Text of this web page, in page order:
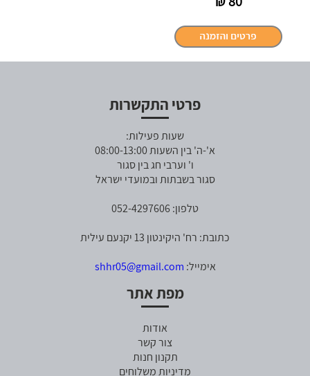
פרטי התקשרות
שעות פעילות:
א'-ה' בין השעות 08:00-13:00
ו' וערבי חג בין סגור
סגור בשבתות ובמועדי ישראל
טלפון: 052-4297606
כתובת: רח' היקינטון 13 יקנעם עילית
אימייל: shhr05@gmail.com
מפת אתר
אודות
צור קשר
תקנון חנות
מדיניות משלוחים